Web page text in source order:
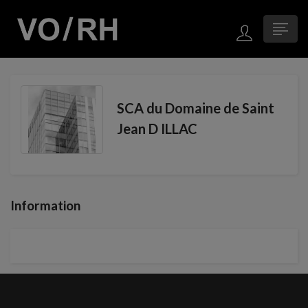
SCA du Domaine de Saint
Jean D ILLAC
Information